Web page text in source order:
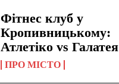
Фітнес клуб у
Кропивницькому:
Атлетіко vs Галатея
ПРО МІСТО